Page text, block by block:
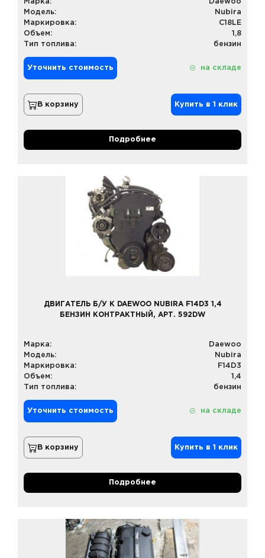
Марка:
Daewoo
Модель:
Nubira
Маркировка:
C18LE
Объем:
1,8
Тип топлива:
бензин
Уточнить стоимость на складе
В корзину Купить в 1 клик
Подробнее
ДВИГАТЕЛЬ Б/У К DAEWOO NUBIRA F14D3 1,4
БЕНЗИН КОНТРАКТНЫЙ, АРТ. 592DW
Марка:
Daewoo
Модель:
Nubira
Маркировка:
F14D3
Объем:
1,4
Тип топлива:
бензин
Уточнить стоимость на складе
В корзину Купить в 1 клик
Подробнее